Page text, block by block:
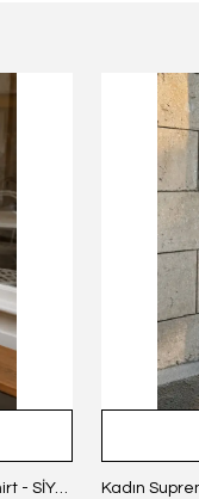
Kadın Suprem Likralı Oversize T-Shirt - SİYAH